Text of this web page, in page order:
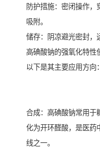
防护措施‌：密闭操作，
吸附。
储存‌：阴凉避光密封，
高碘酸钠的强氧化特性
以下是其主要应用方向：
合成：高碘酸钠常用于
化为开环醛酸，是医药
线之一。